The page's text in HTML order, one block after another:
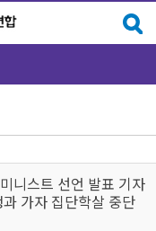
니스트 선언 발표 기자
가자 집단학살 중단